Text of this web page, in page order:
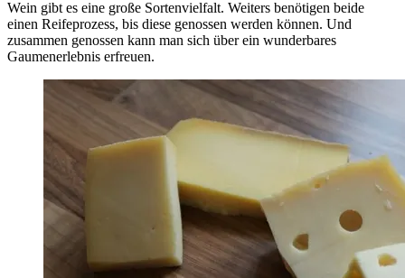
Wein gibt es eine große Sortenvielfalt. Weiters benötigen beide
einen Reifeprozess, bis diese genossen werden können. Und
zusammen genossen kann man sich über ein wunderbares
Gaumenerlebnis erfreuen.